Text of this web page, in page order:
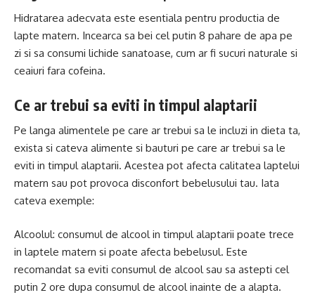
Hidratarea adecvata este esentiala pentru productia de
lapte matern. Incearca sa bei cel putin 8 pahare de apa pe
zi si sa consumi lichide sanatoase, cum ar fi sucuri naturale si
ceaiuri fara cofeina.
Ce ar trebui sa eviti in timpul alaptarii
Pe langa alimentele pe care ar trebui sa le incluzi in dieta ta,
exista si cateva alimente si bauturi pe care ar trebui sa le
eviti in timpul alaptarii. Acestea pot afecta calitatea laptelui
matern sau pot provoca disconfort bebelusului tau. Iata
cateva exemple:
Alcoolul: consumul de alcool in timpul alaptarii poate trece
in laptele matern si poate afecta bebelusul. Este
recomandat sa eviti consumul de alcool sau sa astepti cel
putin 2 ore dupa consumul de alcool inainte de a alapta.